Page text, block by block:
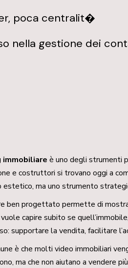
poca centralit�
nella gestione dei
immobiliare è uno degli strumenti
e costruttori si trovano oggi a
ma uno strumento
ben progettato permette di
vuole capire subito se
supportare la vendita, facilitare
è che molti video immobiliari
ma che non aiutano a